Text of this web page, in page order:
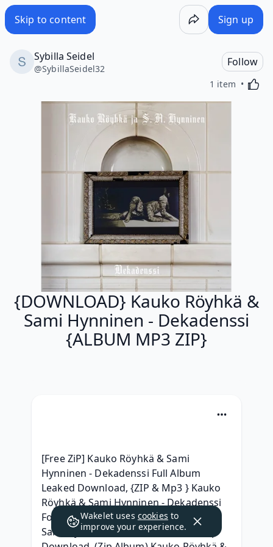
Skip to content Sign up
Sybilla Seidel
@SybillaSeidel32
Follow
1 item
{DOWNLOAD} Kauko Röyhkä &
Sami Hynninen - Dekadenssi
{ALBUM MP3 ZIP}
[Free ZiP] Kauko Röyhkä & Sami
Hynninen - Dekadenssi Full Album
Leaked Download, {ZIP & Mp3 } Kauko
Röyhkä & Sami Hynninen - Dekadenssi
For Free, ^^ free^^ Kauko Röyhkä &
Sami Hynninen Dekadenssi Album zip
Wakelet uses cookies to
improve your experience.